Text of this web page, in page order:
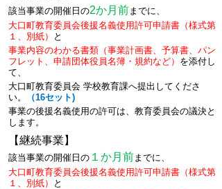
該当事業の開催日の2か月前までに、
大口町教育委員会後援名義使用許可申請書（様式第
１、別紙）
と
事業内容のわかる書類 （事業計画書、予算書、パン
フレット、申請団体役員名簿・規約など） を添付し
て、
大口町教育委員会 学校教育課へ提出してくださ
い。
（16セット)
事業の後援名義使用の許可は、教育委員会の議決と
します。
【継続事業】
該当事業の開催日の １か月前までに、
大口町教育委員会後援名義使用許可申請書（様式第
１、別紙）
と